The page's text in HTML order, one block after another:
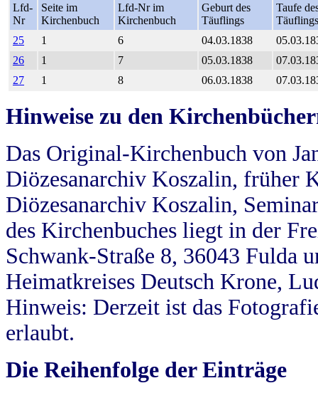
Lfd-
Nr
Seite im
Kirchenbuch
Lfd-Nr im
Kirchenbuch
Geburt des
Täuflings
Taufe
Täuflings
25
1 6 04.03.1838
26
1 7 05.03.1838
27
1 8 06.03.1838
Hinweise zu den
Das Original-Kirchenbuch von
Diözesanarchiv Koszalin, früher
Diözesanarchiv Koszalin,
des Kirchenbuches liegt in der
Schwank-Straße 8, 36043 Fulda
Heimatkreises Deutsch Krone,
Hinweis: Derzeit ist das
erlaubt.
Die Reihenfolge der Einträge